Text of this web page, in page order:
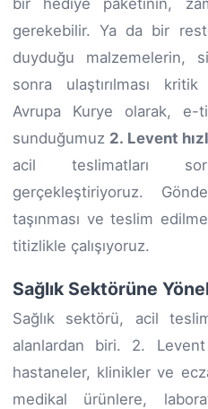
gerekebilir. Ya da bir
duyduğu malzemelerin,
sonra ulaştırılması
Avrupa Kurye olarak, e-
sunduğumuz 2. Levent
acil teslimatları
gerçekleştiriyoruz.
taşınması ve teslim
titizlikle çalışıyoruz.
Sağlık Sektörüne
Sağlık sektörü, acil
alanlardan biri. 2.
hastaneler, klinikler ve
medikal ürünlere,